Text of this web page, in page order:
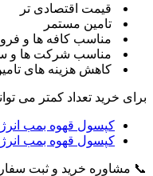
قیمت اقتصادی تر
تامین مستمر
مناسب کافه ها و
مناسب شرکت ها و
کاهش هزینه های
برای خرید تعداد کمتر می
کپسول قهوه بمب انرژی 10
کپسول قهوه بمب انرژی 20
📞 مشاوره خرید و ثبت